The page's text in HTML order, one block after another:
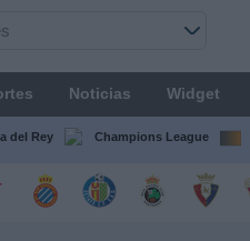
Noticias Widget
del Rey Champions League